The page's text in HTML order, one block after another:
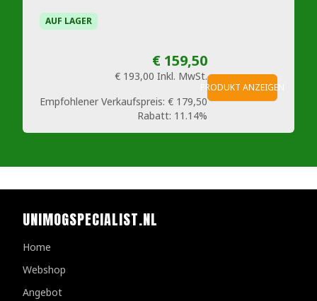
AUF LAGER
€ 159,50
€ 193,00 Inkl. MwSt.
Empfohlener Verkaufspreis: € 179,50
Rabatt: 11.14%
PRODUKT ANZEIGEN
UNIMOGSPECIALIST.NL
Home
Webshop
Angebot